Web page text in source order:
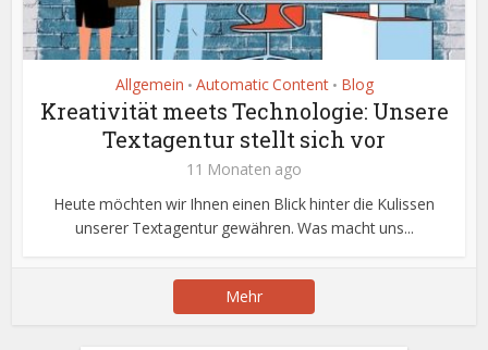
Allgemein • Automatic Content • Blog
Kreativität meets Technologie: Unsere
Textagentur stellt sich vor
11 Monaten ago
Heute möchten wir Ihnen einen Blick hinter die Kulissen
unserer Textagentur gewähren. Was macht uns...
Mehr